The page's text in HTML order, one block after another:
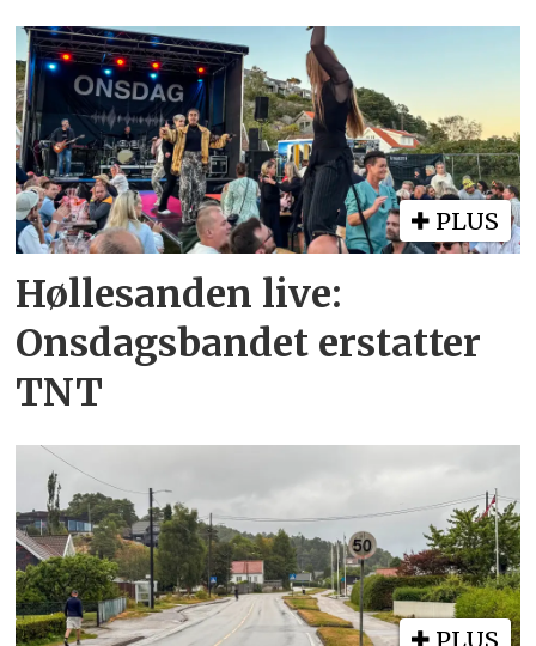
PLUS
Høllesanden live:
Onsdagsbandet erstatter
TNT
PLUS